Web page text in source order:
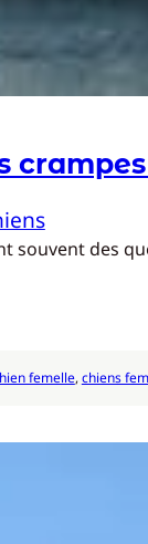
souvent des
femelle, chiens